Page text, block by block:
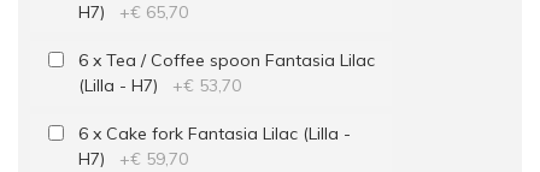
H7) +€ 65,70
6 x Tea / Coffee spoon Fantasia Lilac
(Lilla - H7) +€ 53,70
6 x Cake fork Fantasia Lilac (Lilla -
H7) +€ 59,70